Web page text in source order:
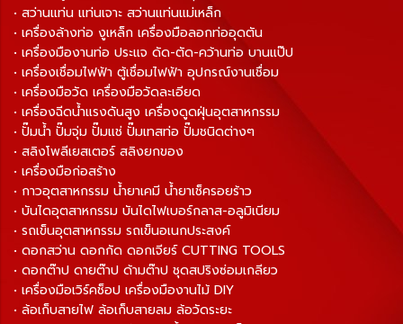
• สว่านแท่น แท่นเจาะ สว่านแท่นแม่เหล็ก
• เครื่องล้างท่อ งูเหล็ก เครื่องมือลอกท่ออุดตัน
• เครื่องมืองานท่อ ประแจ ดัด-ตัด-คว้านท่อ บานแป๊ป
• เครื่องเชื่อมไฟฟ้า ตู้เชื่อมไฟฟ้า อุปกรณ์งานเชื่อม
• เครื่องมือวัด เครื่องมือวัดละเอียด
• เครื่องฉีดน้ำแรงดันสูง เครื่องดูดฝุ่นอุตสาหกรรม
• ปั๊มน้ำ ปั๊มจุ่ม ปั๊มแช่ ปั๊มเทสท่อ ปั๊มชนิดต่างๆ
• สลิงโพลีเยสเตอร์ สลิงยกของ
• เครื่องมือก่อสร้าง
• กาวอุตสาหกรรม น้ำยาเคมี น้ำยาเช็ครอยร้าว
• บันไดอุตสาหกรรม บันไดไฟเบอร์กลาส-อลูมิเนียม
• รถเข็นอุตสาหกรรม รถเข็นอเนกประสงค์
• ดอกสว่าน ดอกกัด ดอกเจียร์ CUTTING TOOLS
• ดอกต๊าป ดายต๊าป ด้ามต๊าป ชุดสปริงซ่อมเกลียว
• เครื่องมือเวิร์คช็อป เครื่องมืองานไม้ DIY
• ล้อเก็บสายไฟ ล้อเก็บสายลม ล้อวัดระยะ